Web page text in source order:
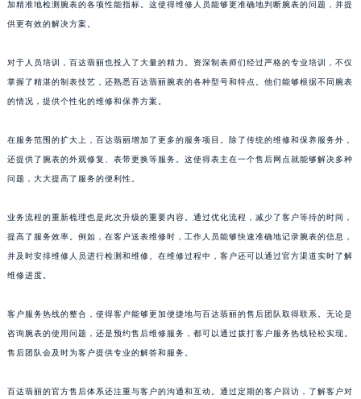
加精准地检测腕表的各项性能指标。这使得维修人员能够更准确地判断腕表的问题，并提
供更有效的解决方案。
对于人员培训，百达翡丽也投入了大量的精力。资深制表师们经过严格的专业培训，不仅
掌握了精湛的制表技艺，还熟悉百达翡丽腕表的各种型号和特点。他们能够根据不同腕表
的情况，提供个性化的维修和保养方案。
在服务范围的扩大上，百达翡丽增加了更多的服务项目。除了传统的维修和保养服务外，
还提供了腕表的外观修复、表带更换等服务。这使得表主在一个售后网点就能够解决多种
问题，大大提高了服务的便利性。
业务流程的重新梳理也是此次升级的重要内容。通过优化流程，减少了客户等待的时间，
提高了服务效率。例如，在客户送表维修时，工作人员能够快速准确地记录腕表的信息，
并及时安排维修人员进行检测和维修。在维修过程中，客户还可以通过官方渠道实时了解
维修进度。
客户服务热线的整合，使得客户能够更加便捷地与百达翡丽的售后团队取得联系。无论是
咨询腕表的使用问题，还是预约售后维修服务，都可以通过拨打客户服务热线轻松实现。
售后团队会及时为客户提供专业的解答和服务。
百达翡丽的官方售后体系还注重与客户的沟通和互动。通过定期的客户回访，了解客户对